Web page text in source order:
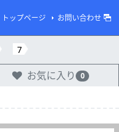
トップページ お問い合わせ
7
お気に入り 0